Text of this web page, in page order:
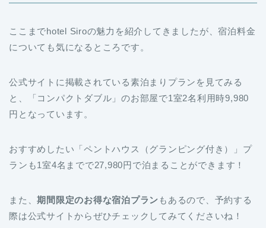
ここまでhotel Siroの魅力を紹介してきましたが、宿泊料金
についても気になるところです。
公式サイトに掲載されている素泊まりプランを見てみる
と、「コンパクトダブル」のお部屋で1室2名利用時9,980
円となっています。
おすすめしたい「ペントハウス（グランピング付き）」プ
ランも1室4名までで27,980円で泊まることができます！
また、期間限定のお得な宿泊プラン もあるので、予約する
際は公式サイトからぜひチェックしてみてくださいね！